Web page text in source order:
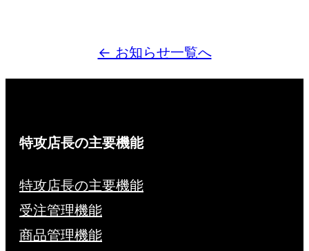
← お知らせ一覧へ
特攻店長の主要機能
特攻店長の主要機能
受注管理機能
商品管理機能